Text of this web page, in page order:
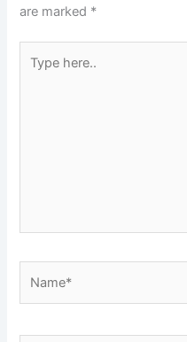
are marked *
here..